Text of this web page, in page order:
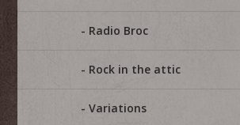
Radio Broc
Rock in the attic
Variations